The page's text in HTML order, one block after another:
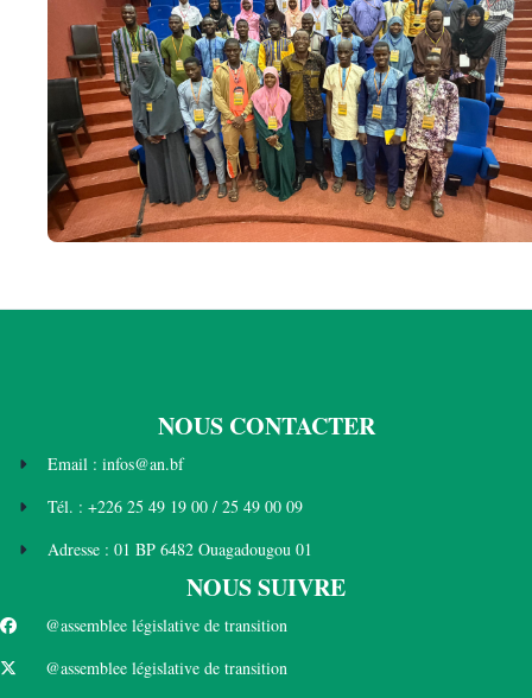
NOUS CONTACTER
Email : infos@an.bf
Tél. : +226 25 49 19 00 / 25 49 00 09
Adresse : 01 BP 6482 Ouagadougou 01
NOUS SUIVRE
@assemblee législative de transition
@assemblee législative de transition